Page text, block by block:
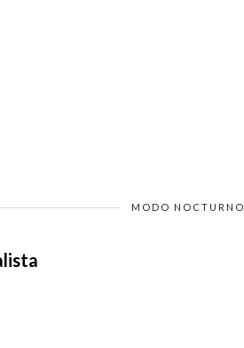
MODO NOCTURNO